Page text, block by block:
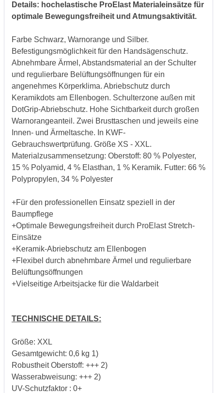
Details: hochelastische ProElast Materialeinsätze für
optimale Bewegungsfreiheit und Atmungsaktivität.
Farbe Schwarz, Warnorange und Silber.
Befestigungsmöglichkeit für den Handsägenschutz.
Abnehmbare Ärmel, Abstandsmaterial an der Schulter
und regulierbare Belüftungsöffnungen für ein
angenehmes Körperklima. Abriebschutz durch
Keramikdots am Ellenbogen. Schulterzone außen mit
DotGrip-Abriebschutz. Hohe Sichtbarkeit durch großen
Warnorangeanteil. Zwei Brusttaschen und jeweils eine
Innen- und Ärmeltasche. In KWF-
Gebrauchswertprüfung. Größe XS - XXL.
Materialzusammensetzung: Oberstoff: 80 % Polyester,
15 % Polyamid, 4 % Elasthan, 1 % Keramik. Futter: 66 %
Polypropylen, 34 % Polyester
+Für den professionellen Einsatz speziell in der
Baumpflege
+Optimale Bewegungsfreiheit durch ProElast Stretch-
Einsätze
+Keramik-Abriebschutz am Ellenbogen
+Flexibel durch abnehmbare Ärmel und regulierbare
Belüftungsöffnungen
+Vielseitige Arbeitsjacke für die Waldarbeit
TECHNISCHE DETAILS:
Größe: XXL
Gesamtgewicht: 0,6 kg 1)
Robustheit Oberstoff: +++ 2)
Wasserabweisung: +++ 2)
UV-Schutzfaktor : 0+